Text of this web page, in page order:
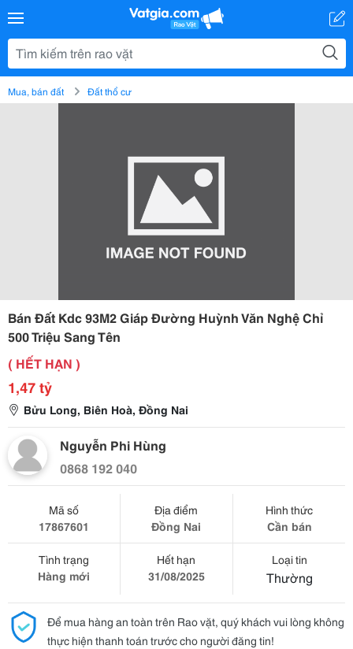
Mua, bán đất Đất thổ cư
Bán Đất Kdc 93M2 Giáp Đường Huỳnh Văn Nghệ Chỉ
500 Triệu Sang Tên
( HẾT HẠN )
1,47 tỷ
Bửu Long, Biên Hoà, Đồng Nai
Nguyễn Phi Hùng
0868 192 040
Mã số
17867601
Địa điểm
Đồng Nai
Hình thức
Cần bán
Tình trạng
Hàng mới
Hết hạn
31/08/2025
Loại tin
Thường
Để mua hàng an toàn trên Rao vặt, quý khách vui lòng không
thực hiện thanh toán trước cho người đăng tin!